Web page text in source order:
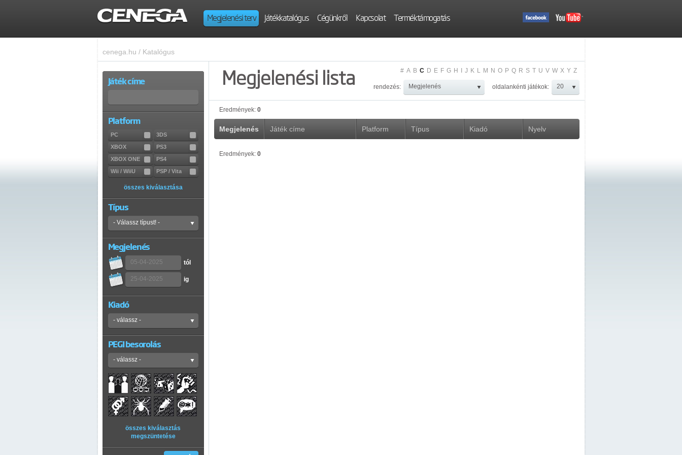
Megjelenési terv Játékkatalógus Cégünkről Kapcsolat Terméktámogatás
cenega.hu / Katalógus
Játék címe
Platform
PC
3DS
XBOX
PS3
XBOX ONE
PS4
Wii / WiiU
PSP / Vita
összes kiválasztása
Típus
Megjelenés
tól
ig
Kiadó
PEGI besorolás
összes kiválasztás
megszüntetése
Megjelenési lista # A B C D E F G H J K L M N O P Q R S T U V W X Y Z
rendezés: oldalankénti játékok:
Eredmények: 0
Megjelenés Játék címe Platform Típus Kiadó Nyelv
Eredmények: 0